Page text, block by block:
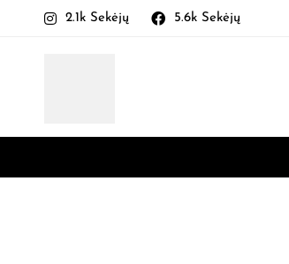
2.1k Sekėjų 5.6k Sekėjų